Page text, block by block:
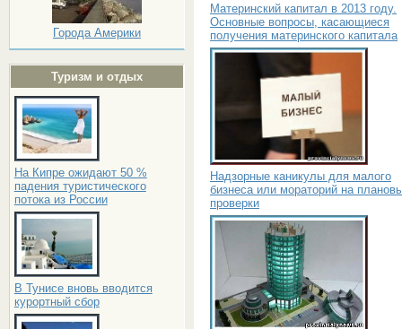
Города Америки
Туризм и отдых
На Кипре ожидают 50 %
падения туристического
потока из России
В Тунисе вновь вводится
курортный сбор
Материнский капитал в 2013 году.
Основные вопросы, касающиеся
получения материнского капитала
Надзорные каникулы для малого
бизнеса или мораторий на
проверки